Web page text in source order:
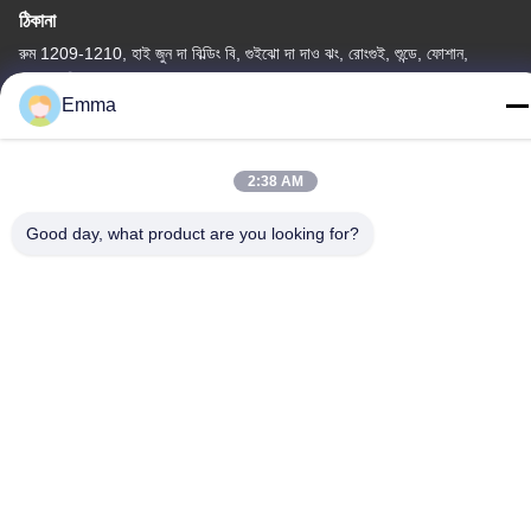
ঠিকানা
রুম 1209-1210, হাই জুন দা বিল্ডিং বি, গুইঝো দা দাও ঝং, রোংগুই, শুন্ডে, ফোশান,
গুয়াংডং, চীন
টেল
Emma
2:38 AM
Good day, what product are you looking for?